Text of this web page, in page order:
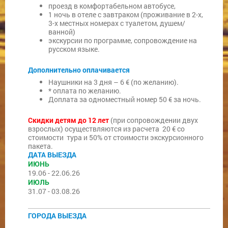
проезд в комфортабельном автобусе,
1 ночь в отеле с завтраком (проживание в 2-х,
3-х местных номерах с туалетом, душем/
ванной)
экскурсии по программе, сопровождение на
русском языке.
Дополнительнооплачивается
Наушники на 3 дня – 6 € (по желанию).
* оплата по желанию.
Доплата за одноместный номер 50 € за ночь.
Скидки детям до 12 лет (при сопровождении двух
взрослых) осуществляются из расчета 20 € со
стоимости тура и 50% от стоимости экскурсионного
пакета.
ДАТА ВЫЕЗДА
ИЮНЬ
19.06 - 22.06.26
ИЮЛЬ
31.07 - 03.08.26
ГОРОДА ВЫЕЗДА